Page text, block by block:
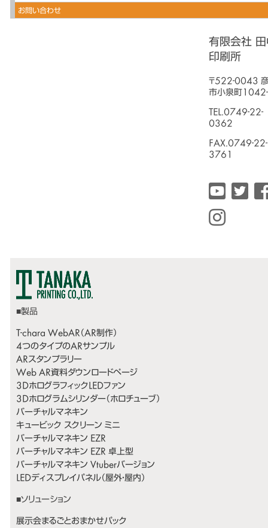
お問い合わせ
有限会社 田
印刷所
〒522-0043
市小泉町
TEL.0749-22-
0362
FAX.0749-22-
3761
T-chara WebAR（AR制作）
4つのタイプのARサンプル
ARスタンプラリー
Web AR資料ダウンロードページ
3DホログラフィックLEDファン
3Dホログラムシリンダー（ホロチューブ）
バーチャルマネキン
キュービック スクリーン ミニ
バーチャルマネキン EZR
バーチャルマネキン EZR 卓上型
バーチャルマネキン Vtuberバージョン
LEDディスプレイパネル（屋外・屋内）
展示会まるごとおまかせパック